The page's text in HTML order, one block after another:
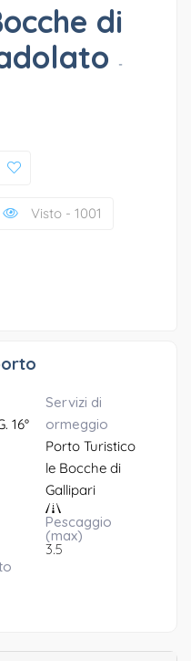
di
-
Visto - 1001
16°
Servizi di
ormeggio
Porto Turistico
le Bocche di
Gallipari
Pescaggio
(max)
3.5